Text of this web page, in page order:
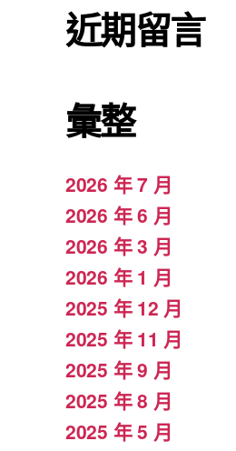
近期留言
彙整
2026 年 7 月
2026 年 6 月
2026 年 3 月
2026 年 1 月
2025 年 12 月
2025 年 11 月
2025 年 9 月
2025 年 8 月
2025 年 5 月